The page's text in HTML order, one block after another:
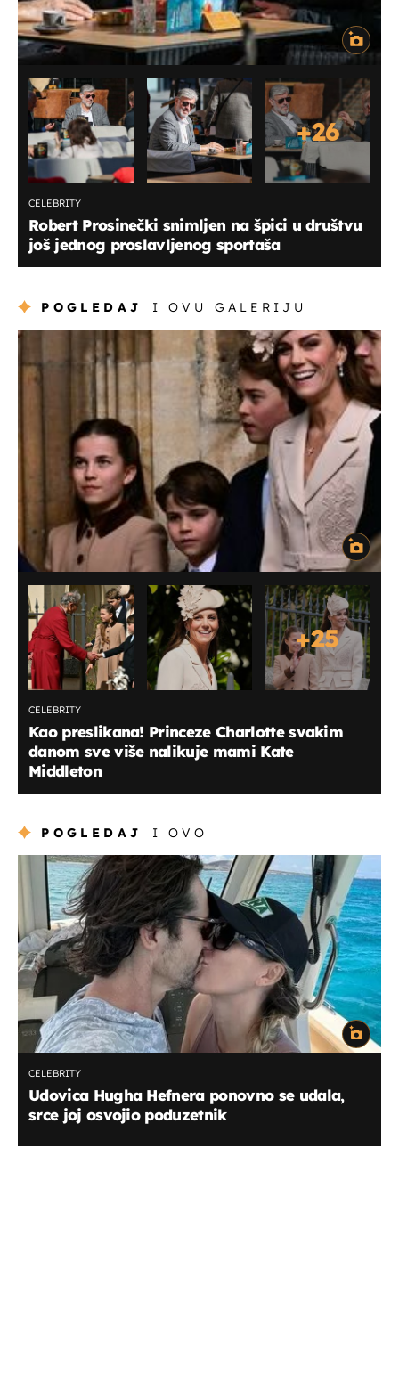
+26
CELEBRITY
Robert Prosinečki snimljen na špici u društvu
još jednog proslavljenog sportaša
POGLEDAJ I OVU GALERIJU
+25
CELEBRITY
Kao preslikana! Princeze Charlotte svakim
danom sve više nalikuje mami Kate
Middleton
POGLEDAJ I OVO
CELEBRITY
Udovica Hugha Hefnera ponovno se udala,
srce joj osvojio poduzetnik